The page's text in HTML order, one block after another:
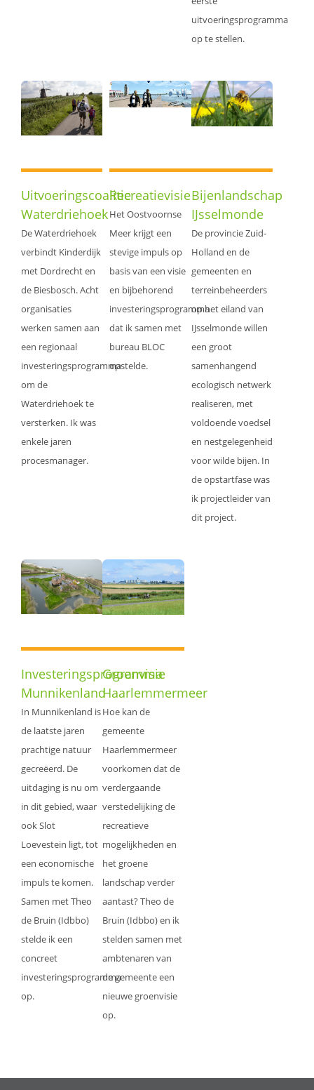
uitvoeringsprogramma
op te stellen.
Uitvoeringscoalitie
Waterdriehoek
De Waterdriehoek
verbindt Kinderdijk
met Dordrecht en
de Biesbosch. Acht
organisaties
werken samen aan
een regionaal
investeringsprogramma
om de
Waterdriehoek te
versterken. Ik was
enkele jaren
procesmanager.
Recreatievisie
Het Oostvoornse
Meer krijgt een
stevige impuls op
basis van een visie
en bijbehorend
investeringsprogramma
dat ik samen met
bureau BLOC
opstelde.
Bijenlandschap
IJsselmonde
De provincie Zuid-
Holland en de
gemeenten en
terreinbeheerders
op het eiland van
IJsselmonde willen
een groot
samenhangend
ecologisch netwerk
realiseren, met
voldoende voedsel
en nestgelegenheid
voor wilde bijen. In
de opstartfase was
ik projectleider van
dit project.
Investeringsprogramma
Munnikenland
In Munnikenland is
de laatste jaren
prachtige natuur
gecreëerd. De
uitdaging is nu om
in dit gebied, waar
ook Slot
Loevestein ligt, tot
een economische
impuls te komen.
Samen met Theo
de Bruin (Idbbo)
stelde ik een
concreet
investeringsprogramma
op.
Groenvisie
Haarlemmermeer
Hoe kan de
gemeente
Haarlemmermeer
voorkomen dat de
verdergaande
verstedelijking de
recreatieve
mogelijkheden en
het groene
landschap verder
aantast? Theo de
Bruin (Idbbo) en ik
stelden samen met
ambtenaren van
de gemeente een
nieuwe groenvisie
op.